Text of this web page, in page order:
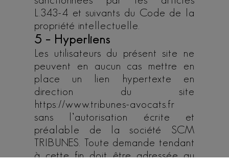
L.343-4 et suivants du Code de la
propriété intellectuelle.
5 – Hyperliens
Les utilisateurs du présent site ne
peuvent en aucun cas mettre en
place un lien hypertexte en
direction du site
https://www.tribunes-avocats.fr
sans l’autorisation écrite et
préalable de la société SCM
TRIBUNES. Toute demande tendant
à cette fin doit être adressée au